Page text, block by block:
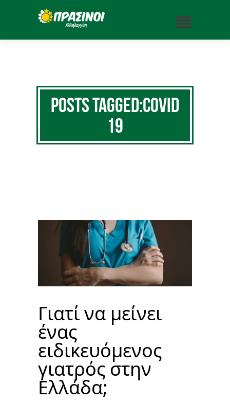
Posts Tagged:COVID
19
Γιατί να μείνει
ένας
ειδικευόμενος
γιατρός στην
Ελλάδα;